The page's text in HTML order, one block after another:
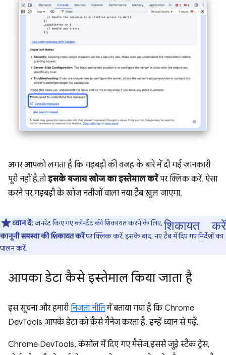
अगर आपको लगता है कि गड़बड़ी की वजह के बारे में दी गई जानकारी
पूरी नहीं है, तोइसके बजाय खोज का इस्तेमाल करेंपर क्लिक करें. ऐसा
करने पर, गड़बड़ी के खोज नतीजों वाला नया टैब खुल जाएगा.
ध्यान दें:जनरेट किए गए कॉन्टेंट की शिकायत करने के लिए,शिकायत करें
कानूनी समस्या की शिकायत करेंपर क्लिक करें. इसके बाद, नए टैब में दिए गए निर्देशों का
पालन करें.
आपका डेटा कैसे इस्तेमाल किया जाता है
इस सूचना और हमारीनिजता नीतिमें बताया गया है कि Chrome
DevTools आपके डेटा को कैसे मैनेज करता है. इन्हें ध्यान से पढ़ें.
Chrome DevTools, कंसोल में दिए गए मैसेज, इससे जुड़े स्टैक ट्रेस,